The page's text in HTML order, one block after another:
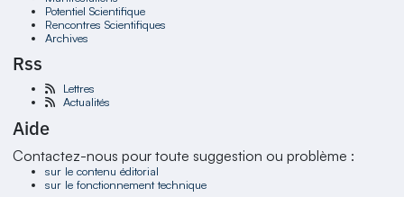
Potentiel Scientifique
Rencontres Scientifiques
Archives
Rss
Lettres
Actualités
Aide
Contactez-nous pour toute suggestion ou problème :
sur le contenu éditorial
sur le fonctionnement technique